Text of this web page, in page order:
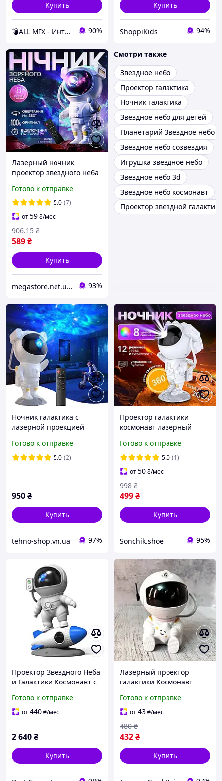
Купить
💣ALL MIX - Интернет магазин товаров для дома 💣 90%
Купить
ShoppiKids 94%
Лазерный ночник
проектор звездного неба
управления 8 галактик
для детей для сна
космонавт
Готово к отправке
5.0 (7)
от59₴/мес
589₴
906.15 ₴
Купить
megastore.net.ua — интернет-магазин полезных товаров 93%
Смотри также
Звездное небо
Проектор галактика
Ночник галактика
Звездное небо для детей
Планетарий Звездное небо
Звездное небо созвездия
Игрушка звездное небо
Звездное небо 3d
Звездное небо космонавт
Проектор звездной
Ночник галактика с
лазерной проекцией
космонавт звездное небо
Лазерный ночник
Готово к отправке
5.0 (2)
950₴
Купить
tehno-shop.vn.ua 97%
Проектор галактики
космонавт лазерный
проектор звездного неба
3д с пультом
Готово к отправке
5.0 (1)
от50₴/мес
499₴
998 ₴
Купить
Sonchik.shoe 95%
Проектор Звездного Неба
и Галактики Космонавт с
Bluetooth Лазерный
Светодиодный Ночник 8
Готово к отправке
от440₴/мес
2 640₴
Купить
Лазерный проектор
галактики Космонавт
для спальни
Готово к отправке
от43₴/мес
432₴
480 ₴
Купить